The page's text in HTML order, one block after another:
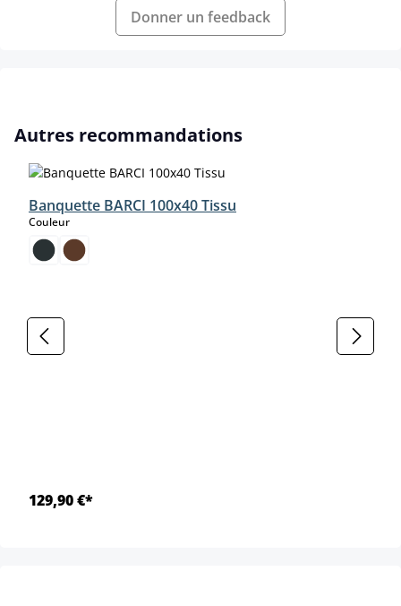
Donner un feedback
Ignorer la galerie de produits
Autres recommandations
Banquette BARCI 100x40 Tissu
Couleurselect
129,90 €*